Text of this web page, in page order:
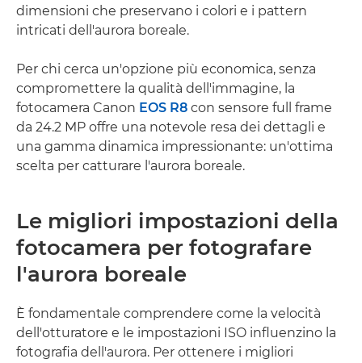
dimensioni che preservano i colori e i pattern
intricati dell'aurora boreale.
Per chi cerca un'opzione più economica, senza
compromettere la qualità dell'immagine, la
fotocamera Canon EOS R8 con sensore full frame
da 24.2 MP offre una notevole resa dei dettagli e
una gamma dinamica impressionante: un'ottima
scelta per catturare l'aurora boreale.
Le migliori impostazioni della
fotocamera per fotografare
l'aurora boreale
È fondamentale comprendere come la velocità
dell'otturatore e le impostazioni ISO influenzino la
fotografia dell'aurora. Per ottenere i migliori